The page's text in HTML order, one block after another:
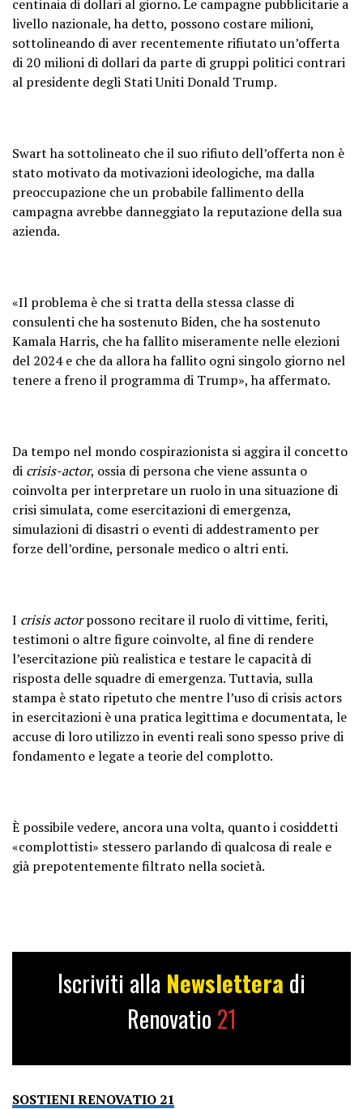
centinaia di dollari al giorno. Le campagne pubblicitarie a
livello nazionale, ha detto, possono costare milioni,
sottolineando di aver recentemente rifiutato un’offerta
di 20 milioni di dollari da parte di gruppi politici contrari
al presidente degli Stati Uniti Donald Trump.
Swart ha sottolineato che il suo rifiuto dell’offerta non è
stato motivato da motivazioni ideologiche, ma dalla
preoccupazione che un probabile fallimento della
campagna avrebbe danneggiato la reputazione della sua
azienda.
«Il problema è che si tratta della stessa classe di
consulenti che ha sostenuto Biden, che ha sostenuto
Kamala Harris, che ha fallito miseramente nelle elezioni
del 2024 e che da allora ha fallito ogni singolo giorno nel
tenere a freno il programma di Trump», ha affermato.
Da tempo nel mondo cospirazionista si aggira il concetto
di crisis-actor, ossia di persona che viene assunta o
coinvolta per interpretare un ruolo in una situazione di
crisi simulata, come esercitazioni di emergenza,
simulazioni di disastri o eventi di addestramento per
forze dell’ordine, personale medico o altri enti.
I crisis actorpossono recitare il ruolo di vittime, feriti,
testimoni o altre figure coinvolte, al fine di rendere
l’esercitazione più realistica e testare le capacità di
risposta delle squadre di emergenza. Tuttavia, sulla
stampa è stato ripetuto che mentre l’uso di crisis actors
in esercitazioni è una pratica legittima e documentata, le
accuse di loro utilizzo in eventi reali sono spesso prive di
fondamento e legate a teorie del complotto.
È possibile vedere, ancora una volta, quanto i cosiddetti
«complottisti» stessero parlando di qualcosa di reale e
già prepotentemente filtrato nella società.
Iscriviti alla Newslettera di
Renovatio 21
SOSTIENI RENOVATIO 21